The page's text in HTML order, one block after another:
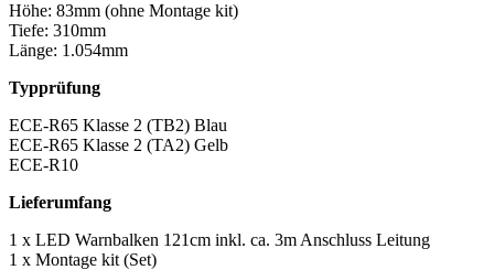
Höhe: 83mm (ohne Montage kit)
Tiefe: 310mm
Länge: 1.054mm
Typprüfung
ECE-R65 Klasse 2 (TB2) Blau
ECE-R65 Klasse 2 (TA2) Gelb
ECE-R10
Lieferumfang
1 x LED Warnbalken 121cm inkl. ca. 3m Anschluss Leitung
1 x Montage kit (Set)